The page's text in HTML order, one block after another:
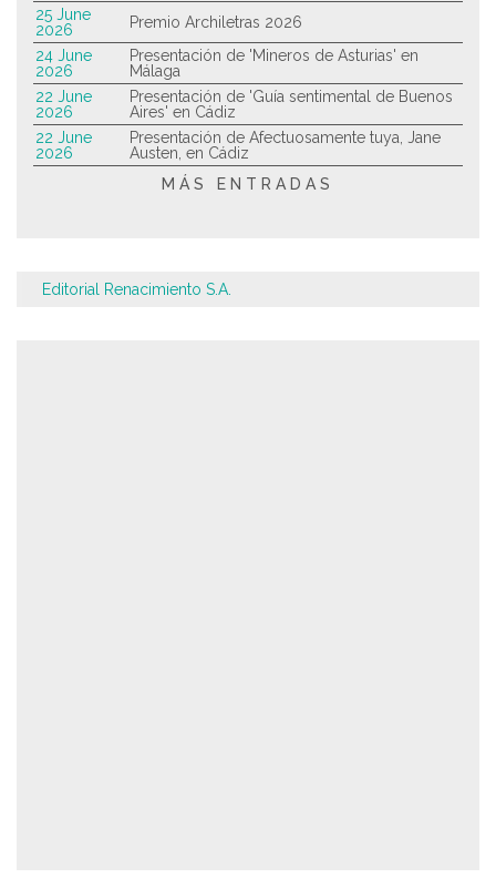
25 June
2026
Premio Archiletras 2026
24 June
2026
Presentación de 'Mineros de Asturias' en
Málaga
22 June
2026
Presentación de 'Guía sentimental de Buenos
Aires' en Cádiz
22 June
2026
Presentación de Afectuosamente tuya, Jane
Austen, en Cádiz
MÁS ENTRADAS
Editorial Renacimiento S.A.